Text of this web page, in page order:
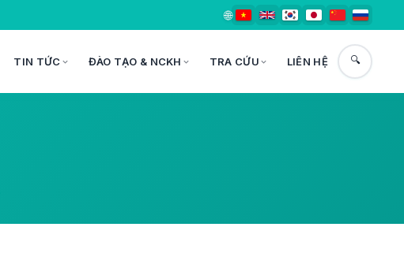
🌐
TIN TỨC ĐÀO TẠO & NCKH TRA CỨU LIÊN HỆ 🔍